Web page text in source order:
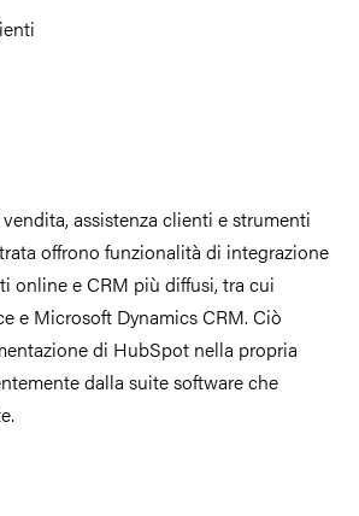
assistenza clienti e strumenti
offrono funzionalità di integrazione
online e CRM più diffusi, tra cui
e Microsoft Dynamics CRM. Ciò
di HubSpot nella propria
dalla suite software che